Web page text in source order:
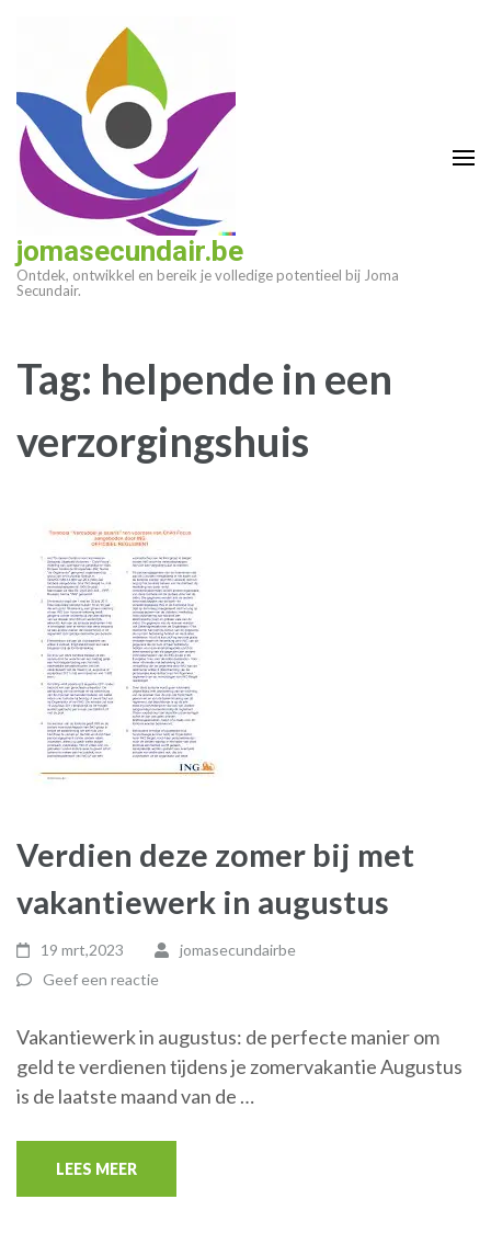
(druk
enter)
jomasecundair.be
Ontdek, ontwikkel en bereik je volledige potentieel bij Joma
Secundair.
Tag: helpende in een
verzorgingshuis
Verdien deze zomer bij met
vakantiewerk in augustus
19 mrt,2023
jomasecundairbe
Geef een reactie
Vakantiewerk in augustus: de perfecte manier om
geld te verdienen tijdens je zomervakantie Augustus
is de laatste maand van de …
LEES MEER